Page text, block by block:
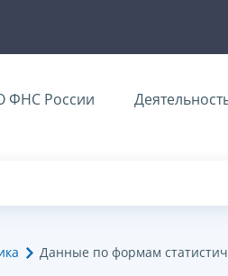
ФНС России
Данные по формам